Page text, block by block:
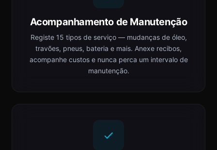
Acompanhamento de Manutenção
Registe 15 tipos de serviço — mudanças de óleo,
travões, pneus, bateria e mais. Anexe recibos,
acompanhe custos e nunca perca um intervalo de
manutenção.